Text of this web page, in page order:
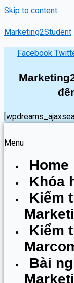
Skip to content
Marketing2Student
Facebook
Menu
Home
Khóa
Kiểm
Kiểm
Bài